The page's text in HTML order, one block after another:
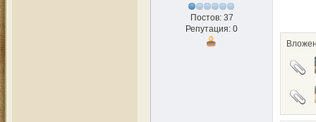
Постов: 37
Репутация: 0